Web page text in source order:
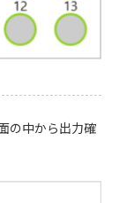
の中から出力確